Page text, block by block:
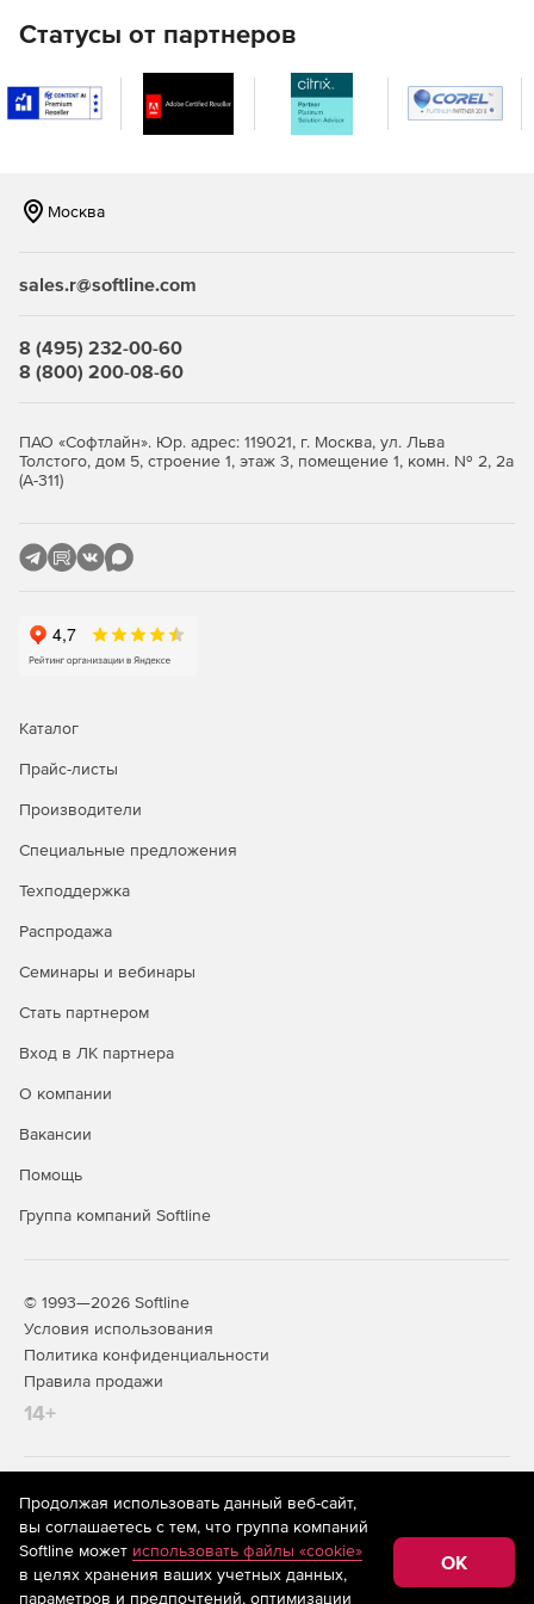
аппаратных элементов и сервера управления:
Большой радиопульт – устройство, позволяющее
непосредственно произвести потребительскую
оценку качества обслуживания нажатием на одну из
Двухкнопочный, трехкнопочный пульт,
произвести потребителю оценку качества
HID-регистратор – устройство предназначено для
связывания конкретной Радиокнопки, с конкретным
Хаб – устройство предназначено для сбора
передаваемой информации с Радиокнопок и HID-
Планшет – устройство предназначено для вывода
Интерактивная панель – устройство предназначено
информации.
всеми устройствами системы.
И другие варианты устройств потребительской
Статусы от партнеров
Москва
sales.r@softline.com
8 (495) 232-00-60
8 (800) 200-08-60
ПАО «Софтлайн». Юр. адрес: 119021, г. Москва, ул. Льва
Толстого, дом 5, строение 1, этаж 3, помещение 1, комн. № 2, 2а
(А-311)
Каталог
Прайс-листы
Производители
Специальные предложения
Техподдержка
Распродажа
Семинары и вебинары
Стать партнером
Вход в ЛК партнера
О компании
Вакансии
Помощь
Группа компаний Softline
© 1993—2026 Softline
Условия использования
Политика конфиденциальности
Правила продажи
14+
На информационном ресурсе store.softline.ru применяются
рекомендательные технологии
(информационные технологии
предоставления информации на основе сбора,
систематизации и анализа сведений, относящихся к
предпочтениям пользователей сети «Интернет»,
находящихся на территории Российской Федерации)
Продолжая использовать данный веб-сайт,
вы соглашаетесь с тем, что группа компаний
Softline может использовать файлы «cookie»
в целях хранения ваших учетных данных,
параметров и предпочтений, оптимизации
OK